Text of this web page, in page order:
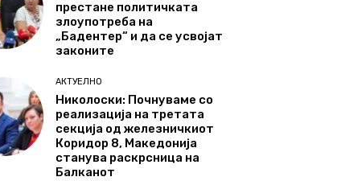
престане политичката
злоупотреба на
„Бадентер“ и да се усвојат
законите
АКТУЕЛНО
Николоски: Почнуваме со
реализација на третата
секција од железничкиот
Коридор 8, Македонија
станува раскрсница на
Балканот